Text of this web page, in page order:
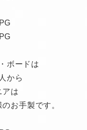
ボードは
から
アは
お手製です。